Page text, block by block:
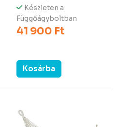
Készleten a
Függőágyboltban
41 900 Ft
Kosárba